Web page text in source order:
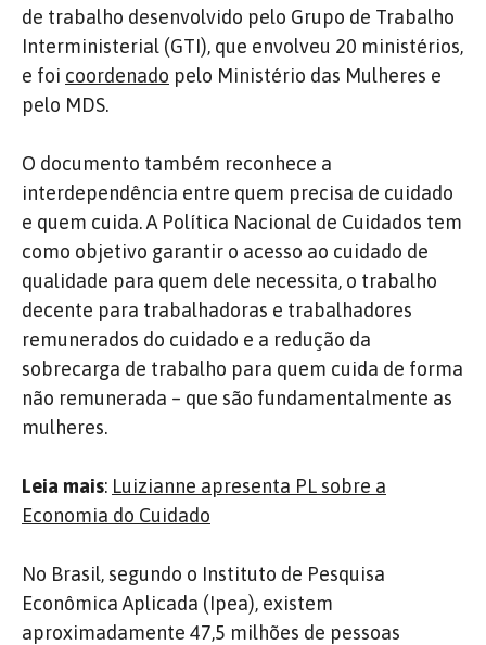
de trabalho desenvolvido pelo Grupo de Trabalho
Interministerial (GTI), que envolveu 20 ministérios,
e foi coordenado pelo Ministério das Mulheres e
pelo MDS.
O documento também reconhece a
interdependência entre quem precisa de cuidado
e quem cuida. A Política Nacional de Cuidados tem
como objetivo garantir o acesso ao cuidado de
qualidade para quem dele necessita, o trabalho
decente para trabalhadoras e trabalhadores
remunerados do cuidado e a redução da
sobrecarga de trabalho para quem cuida de forma
não remunerada – que são fundamentalmente as
mulheres.
Leia mais: Luizianne apresenta PL sobre a
Economia do Cuidado
No Brasil, segundo o Instituto de Pesquisa
Econômica Aplicada (Ipea), existem
aproximadamente 47,5 milhões de pessoas